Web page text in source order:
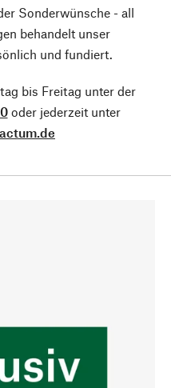
Sonderwünsche - all
behandelt unser
und fundiert.
bis Freitag unter der
oder jederzeit unter